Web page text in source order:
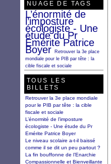
NUAGE DE TAGS
L’énormité de
l’imposture
écologiste - Une
étude du Pr
Emérite Patrice
BoyerRetrouver la 3e place
mondiale pour le PIB par tête : la
cible fiscale et sociale
TOUS LES
BILLETS
Retrouver la 3e place mondiale
pour le PIB par tête : la cible
fiscale et sociale
L’énormité de l’imposture
écologiste - Une étude du Pr
Emérite Patrice Boyer
Le niveau scolaire a-t-il baissé
comme il se dit un peu partout ?
La fin bouffonne de l’Enarchie
Compassionnelle et Bienveillante